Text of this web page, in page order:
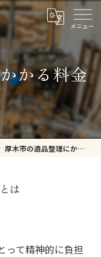
かる料金
厚木市の遺品整理にかかる料金とは
は
って精神的に負担